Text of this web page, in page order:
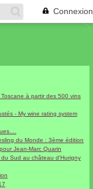
Connexion
à partir des 500 vins
- My wine rating system
du Monde : 3ème édition
Jean-Marc Quarin
Sud au château d'Hurigny